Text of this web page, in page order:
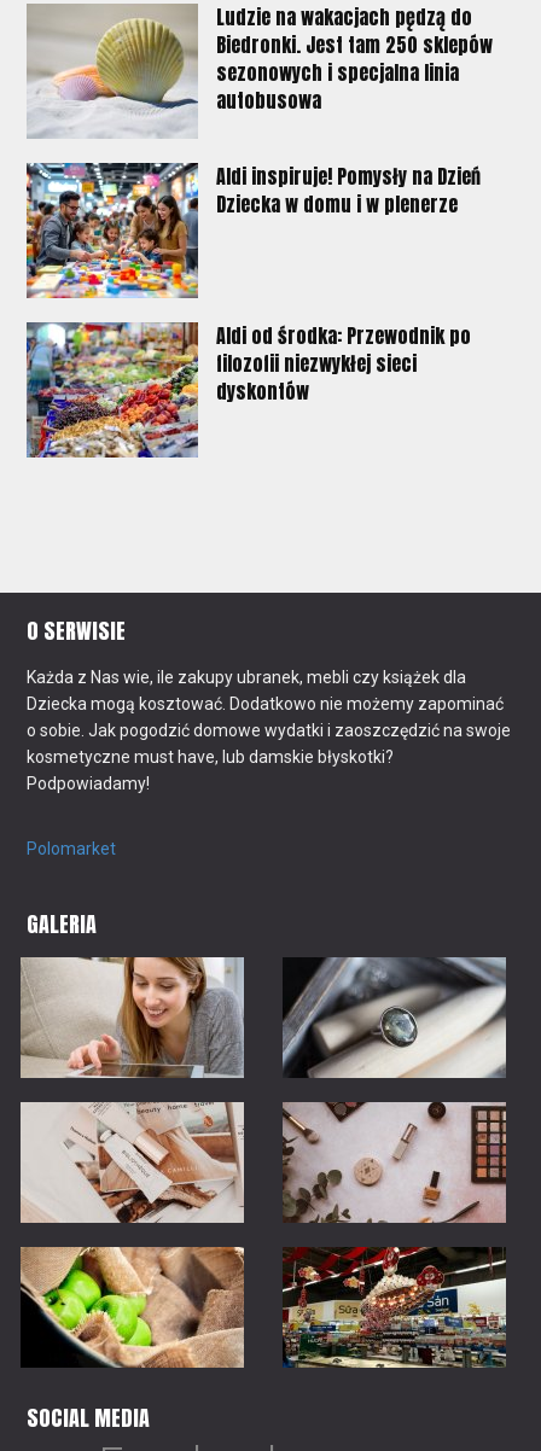
Ludzie na wakacjach pędzą do
Biedronki. Jest tam 250 sklepów
sezonowych i specjalna linia
autobusowa
Aldi inspiruje! Pomysły na Dzień
Dziecka w domu i w plenerze
Aldi od środka: Przewodnik po
filozofii niezwykłej sieci
dyskontów
O SERWISIE
Każda z Nas wie, ile zakupy ubranek, mebli czy książek dla
Dziecka mogą kosztować. Dodatkowo nie możemy zapominać
o sobie. Jak pogodzić domowe wydatki i zaoszczędzić na swoje
kosmetyczne must have, lub damskie błyskotki?
Podpowiadamy!
Polomarket
GALERIA
SOCIAL MEDIA